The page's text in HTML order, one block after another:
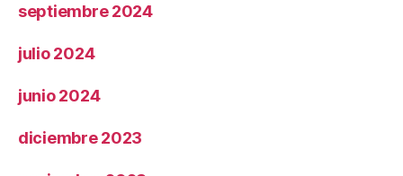
septiembre 2024
julio 2024
junio 2024
diciembre 2023